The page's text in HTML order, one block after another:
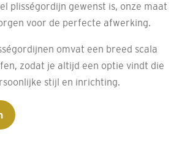
plisségordijn gewenst is, onze maat
voor de perfecte afwerking.
omvat een breed scala
zodat je altijd een optie vindt die
stijl en inrichting.